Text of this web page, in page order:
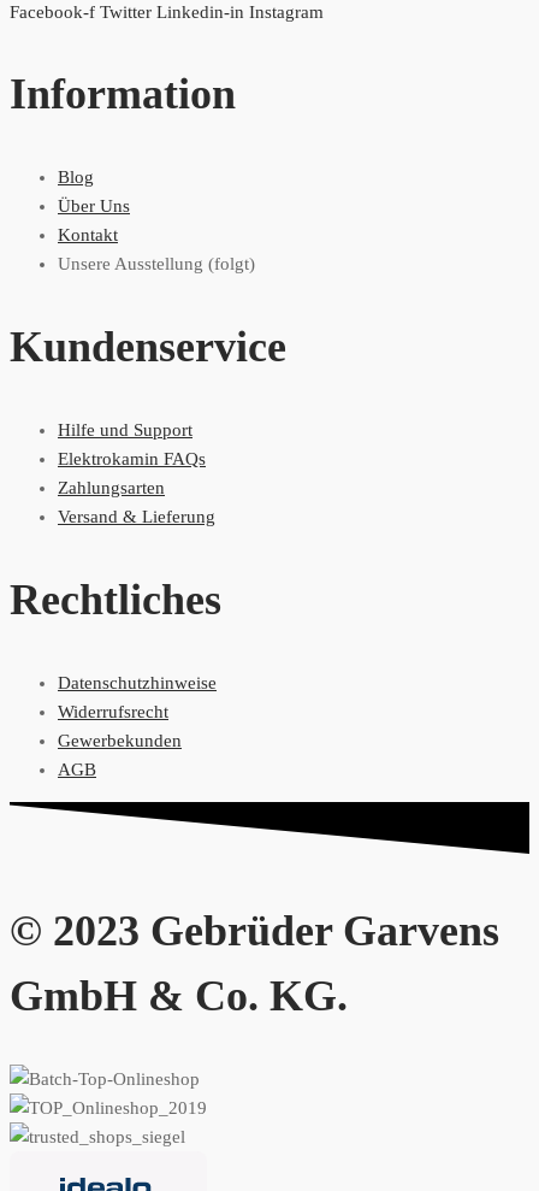
Facebook-f Twitter Linkedin-in Instagram
Information
Blog
Über Uns
Kontakt
Unsere Ausstellung (folgt)
Kundenservice
Hilfe und Support
Elektrokamin FAQs
Zahlungsarten
Versand & Lieferung
Rechtliches
Datenschutzhinweise
Widerrufsrecht
Gewerbekunden
AGB
© 2023 Gebrüder Garvens
GmbH & Co. KG.